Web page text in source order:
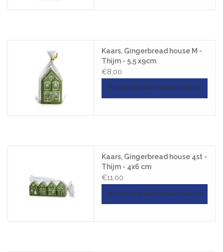
Kaars, Gingerbread house M -
Thijm - 5,5 x9cm
€8,00
TOEVOEGEN AAN WINKELWAGEN
Kaars, Gingerbread house 4st -
Thijm - 4x6 cm
€11,00
TOEVOEGEN AAN WINKELWAGEN